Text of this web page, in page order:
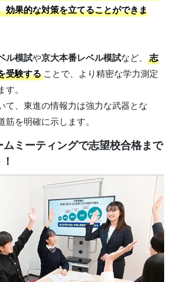
効果的な対策を立てることができま
ル模試や京大本番レベル模試など、
志
受験する ことで、より精密な学力測定
す。
て、東進の情報力は強力な武器とな
筋を明確に示します。
ミーティングで志望校合格まで